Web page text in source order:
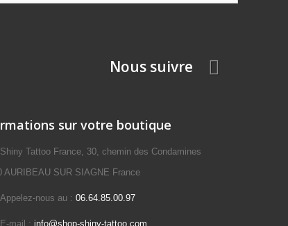
Nous suivre
sur votre boutique
Shiny Tattoo France, 30, chemin des Condamines
AURIBEAU SUR SIAGNE France
Appelez-nous au : 06.64.85.00.97
E-mail : info@shop-shiny-tattoo.com